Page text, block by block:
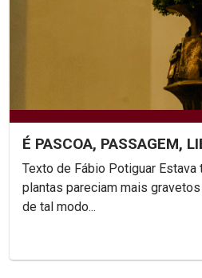
É PASCOA, PASSAGEM,
Texto de Fábio Potiguar Estava tudo tão seco. As
plantas pareciam mais
de tal modo...